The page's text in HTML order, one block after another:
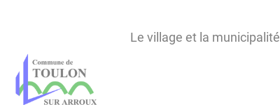
menu
contenu
principal
recherche
pied
Le village et la municipalité